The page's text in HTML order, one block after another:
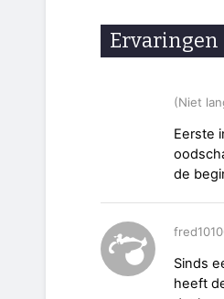
Ervaringen
(Niet
Eerste
de
Sinds
heeft